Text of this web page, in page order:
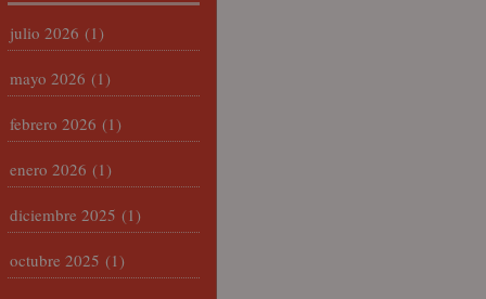
julio 2026 (1)
mayo 2026 (1)
febrero 2026 (1)
enero 2026 (1)
diciembre 2025 (1)
octubre 2025 (1)